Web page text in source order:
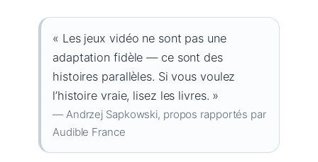
« Les jeux vidéo ne sont pas une
adaptation fidèle — ce sont des
histoires parallèles. Si vous voulez
l’histoire vraie, lisez les livres. »
— Andrzej Sapkowski, propos rapportés par
Audible France